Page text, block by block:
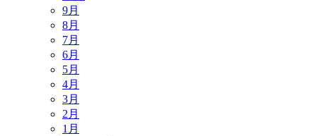
9月
8月
7月
6月
5月
4月
3月
2月
1月